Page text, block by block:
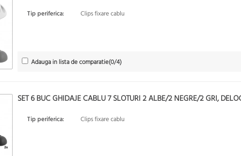
Tip periferica: Clips fixare cablu
Adauga in lista de comparatie(0/4)
SET 6 BUC GHIDAJE CABLU 7 SLOTURI 2 ALBE/2 NEGRE/2 GRI,
Tip periferica: Clips fixare cablu